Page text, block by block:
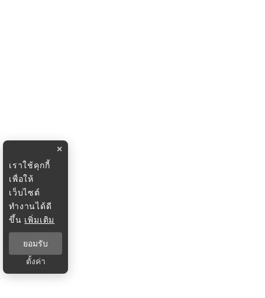
×
เราใช้คุกกี้
เพื่อให้
เว็บไซต์
ทำงานได้ดี
ขึ้น เพิ่มเติม
ยอมรับ
ตั้งค่า